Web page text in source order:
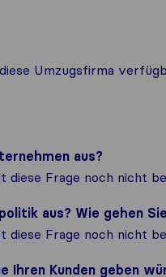
Umzugsfirma
aus?
diese Frage noch nicht
aus? Wie gehen
diese Frage noch nicht
Ihren Kunden geben